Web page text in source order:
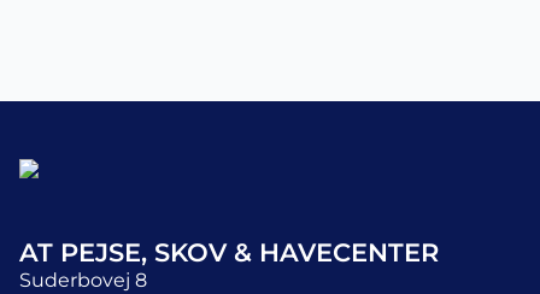
AT PEJSE, SKOV & HAVECENTER
Suderbovej 8